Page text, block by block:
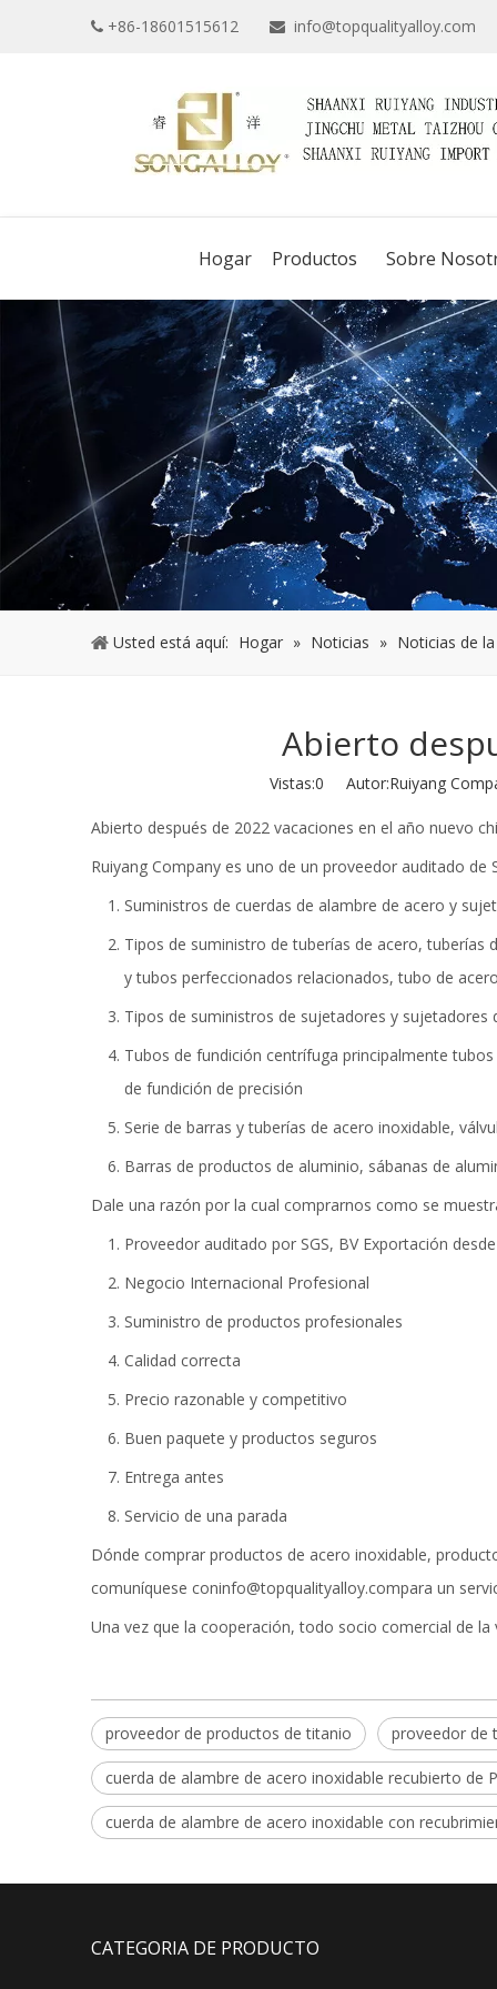
 +86-18601515612  info@topqualityalloy.com
Hogar Productos Sobre
Usted está aquí: Hogar » Noticias » Noticias de
Abierto
Vistas:0 Autor:Ruiyang
Abierto después de 2022 vacaciones en el año nuevo
Ruiyang Company es uno de un proveedor auditado
Suministros de cuerdas de alambre de acero y
Tipos de suministro de tuberías de acero, tuberías
y tubos perfeccionados relacionados, tubo de
Tipos de suministros de sujetadores y sujetadores
Tubos de fundición centrífuga principalmente
de fundición de precisión
Serie de barras y tuberías de acero inoxidable,
Barras de productos de aluminio, sábanas de
Dale una razón por la cual comprarnos como se
Proveedor auditado por SGS, BV Exportación
Negocio Internacional Profesional
Suministro de productos profesionales
Calidad correcta
Precio razonable y competitivo
Buen paquete y productos seguros
Entrega antes
Servicio de una parada
Dónde comprar productos de acero inoxidable,
comuníquese coninfo@topqualityalloy.compara un
Una vez que la cooperación, todo socio comercial de
proveedor de productos de titanio proveedor de
cuerda de alambre de acero inoxidable recubierto de
cuerda de alambre de acero inoxidable con
CATEGORIA DE PRODUCTO